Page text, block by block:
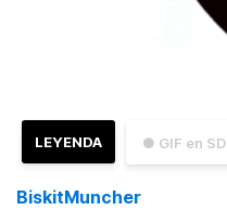
● GIF en SD
LEYENDA
BiskitMuncher